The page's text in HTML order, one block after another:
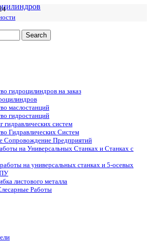
Search
гидроцилиндров на заказ
маслостанций
гидростанций
гидравлических систем
Гидравлических Систем
Сопровождение Предприятий
на Универсальных Станках и Станках с
на универсальных станках и 5-осевых
листового металла
Работы